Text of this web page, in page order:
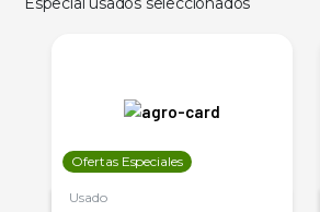
Ofertas Especiales
Usado